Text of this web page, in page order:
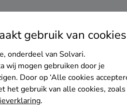
gebruik van cookies
onderdeel van Solvari.
wij mogen gebruiken door je
Door op ‘Alle cookies
het gebruik van alle cookies, zoals
.
Noord-Holland